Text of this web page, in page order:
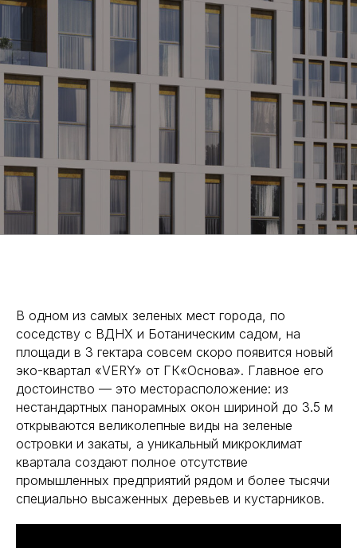
В одном из самых зеленых мест города, по
соседству с ВДНХ и Ботаническим садом, на
площади в 3 гектара совсем скоро появится новый
эко-квартал «VERY» от ГК«Основа». Главное его
достоинство — это месторасположение: из
нестандартных панорамных окон шириной до 3.5 м
открываются великолепные виды на зеленые
островки и закаты, а уникальный микроклимат
квартала создают полное отсутствие
промышленных предприятий рядом и более тысячи
специально высаженных деревьев и кустарников.